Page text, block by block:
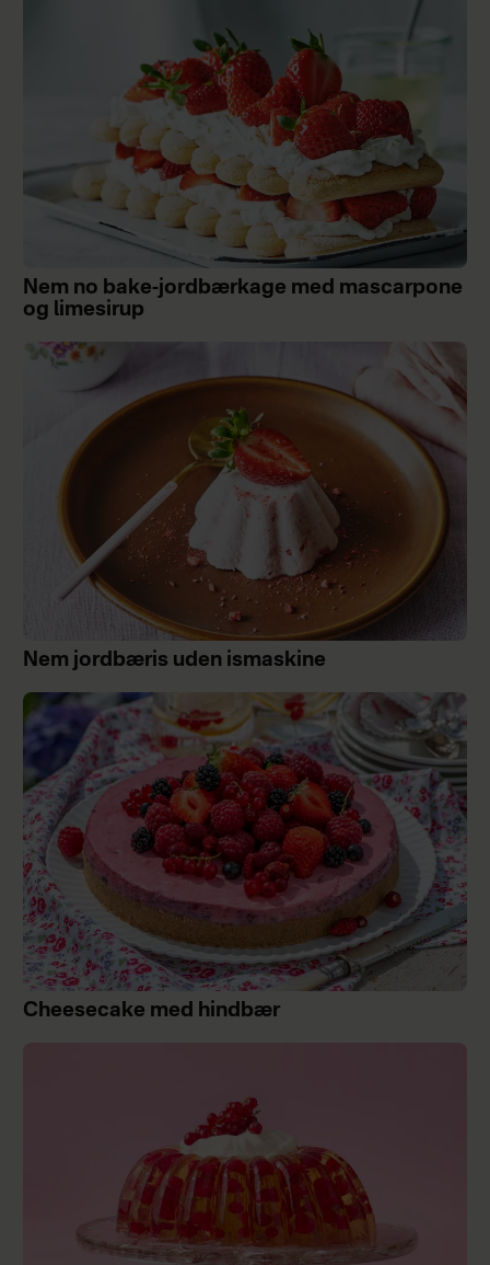
Nem no bake-jordbærkage med mascarpone
og limesirup
Nem jordbæris uden ismaskine
Cheesecake med hindbær